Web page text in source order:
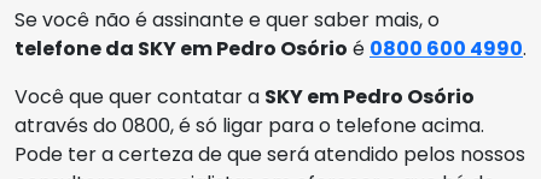
Se você não é assinante e quer saber mais, o
telefone da SKY em Pedro Osório é 0800 600 4990.
Você que quer contatar a SKY em Pedro Osório
através do 0800, é só ligar para o telefone acima.
Pode ter a certeza de que será atendido pelos nossos